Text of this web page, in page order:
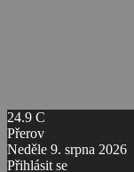
24.9 C
Přerov
Neděle 9. srpna 2026
Přihlásit se